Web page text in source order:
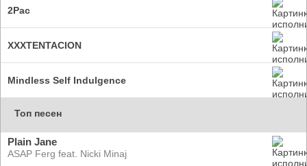
2Pac
XXXTENTACION
Mindless Self Indulgence
Топ песен
Plain Jane
ASAP Ferg feat. Nicki Minaj